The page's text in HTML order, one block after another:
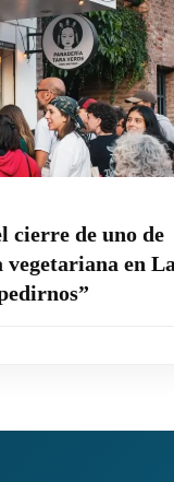
cierre de uno de
vegetariana en La